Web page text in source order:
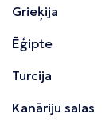
Grieķija
Ēģipte
Turcija
Kanāriju salas